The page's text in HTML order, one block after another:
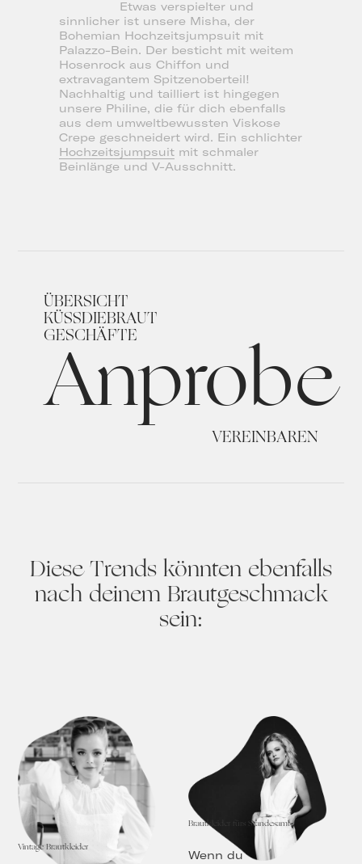
Etwas verspielter und
sinnlicher ist unsere Misha, der
Bohemian Hochzeitsjumpsuit mit
Palazzo-Bein. Der besticht mit weitem
Hosenrock aus Chiffon und
extravagantem Spitzenoberteil!
Nachhaltig und tailliert ist hingegen
unsere Philine, die für dich ebenfalls
aus dem umweltbewussten Viskose
Crepe geschneidert wird. Ein schlichter
Hochzeitsjumpsuitmit schmaler
Beinlänge und V-Ausschnitt.
ÜBERSICHT
KÜSSDIEBRAUT
GESCHÄFTE
Anprobe
VEREINBAREN
Diese Trends könnten ebenfalls
nach deinem Brautgeschmack
sein:
Vintage Brautkleider
Brautkleider fürs Standesamt
Wenn du